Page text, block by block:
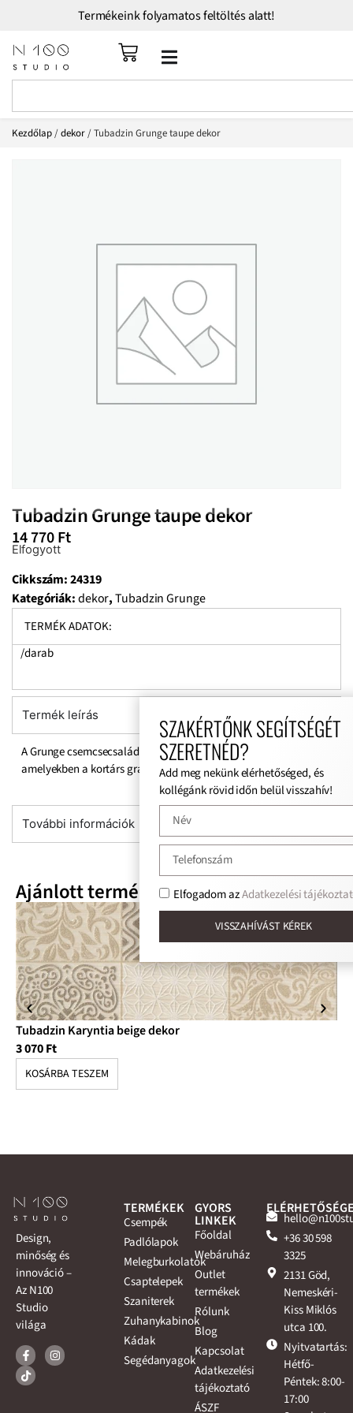
Termékeink folyamatos feltöltés alatt!
Kezdőlap/dekor/ Tubadzin Grunge taupe dekor
Tubadzin Grunge taupe dekor
14 770Ft
Elfogyott
Cikkszám:24319
Kategóriák:dekor,Tubadzin Grunge
TERMÉK ADATOK:
/darab
Termék leírás
A Grunge csemcsecsalád grafikája a régi bérházak stílusára utal,
amelyekben a kortárs graffitit art-deco minták kísérik.
További információk
Ajánlott termékek
Tubadzin Karyntia beige dekor
3 070Ft
KOSÁRBA TESZEM
Design,
minőség és
innováció –
Az N100
Studio
világa
TERMÉKEK
Csempék
Padlólapok
Melegburkolatok
Csaptelepek
Szaniterek
Zuhanykabinok
Kádak
Segédanyagok
GYORS
LINKEK
Főoldal
Webáruház
Outlet
termékek
Rólunk
Blog
Kapcsolat
Adatkezelési
tájékoztató
ÁSZF
+36 30 598
3325
2131 Göd,
Nemeskéri-
Kiss Miklós
utca 100.
Nyitvatartás:
Hétfő-
Péntek: 8:00-
17:00
SZAKÉRTŐNK SEGÍTSÉGÉT
SZERETNÉD?
Add meg nekünk elérhetőséged, és
kollégánk rövid időn belül visszahív!
Elfogadom azAdatkezelési
VISSZAHÍVÁST KÉREK